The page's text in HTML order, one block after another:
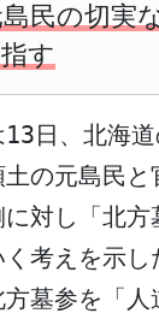
民の切実
す
日、北海
の元島民と
に対し「北
く考えを示
墓参を「人